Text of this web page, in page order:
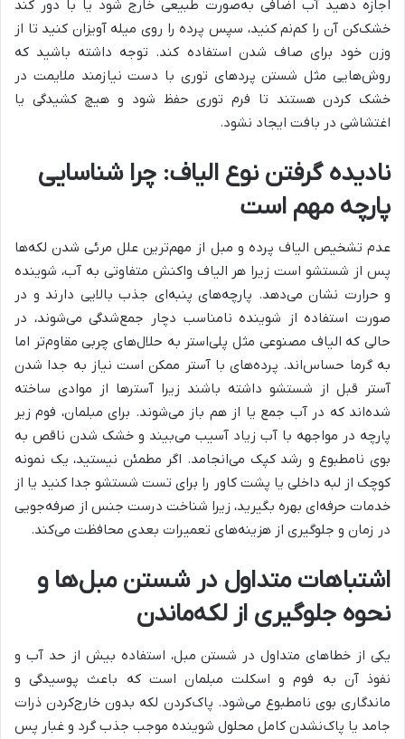
اجازه دهید آب اضافی به‌صورت طبیعی خارج شود یا با دور کند
خشک‌کن آن را کم‌نم کنید، سپس پرده را روی میله آویزان کنید تا از
وزن خود برای صاف شدن استفاده کند. توجه داشته باشید که
روش‌هایی مثل شستن پردهای توری با دست نیازمند ملایمت در
خشک کردن هستند تا فرم توری حفظ شود و هیچ کشیدگی یا
اغتشاشی در بافت ایجاد نشود.
نادیده گرفتن نوع الیاف: چرا شناسایی
پارچه مهم است
عدم تشخیص الیاف پرده و مبل از مهم‌ترین علل مرئی شدن لکه‌ها
پس از شستشو است زیرا هر الیاف واکنش متفاوتی به آب، شوینده
و حرارت نشان می‌دهد. پارچه‌های پنبه‌ای جذب بالایی دارند و در
صورت استفاده از شوینده نامناسب دچار جمع‌شدگی می‌شوند، در
حالی که الیاف مصنوعی مثل پلی‌استر به حلال‌های چربی مقاوم‌تر اما
به گرما حساس‌اند. پرده‌های با آستر ممکن است نیاز به جدا شدن
آستر قبل از شستشو داشته باشند زیرا آسترها از موادی ساخته
شده‌اند که در آب جمع یا از هم باز می‌شوند. برای مبلمان، فوم زیر
پارچه در مواجهه با آب زیاد آسیب می‌بیند و خشک شدن ناقص به
بوی نامطبوع و رشد کپک می‌انجامد. اگر مطمئن نیستید، یک نمونه
کوچک از لبه داخلی یا پشت کاور را برای تست شستشو جدا کنید یا از
خدمات حرفه‌ای بهره بگیرید، زیرا شناخت درست جنس از صرفه‌جویی
در زمان و جلوگیری از هزینه‌های تعمیرات بعدی محافظت می‌کند.
اشتباهات متداول در شستن مبل‌ها و
نحوه جلوگیری از لکه‌ماندن
یکی از خطاهای متداول در شستن مبل، استفاده بیش از حد آب و
نفوذ آن به فوم و اسکلت مبلمان است که باعث پوسیدگی و
ماندگاری بوی نامطبوع می‌شود. پاک‌کردن لکه بدون خارج‌کردن ذرات
جامد یا پاک‌نشدن کامل محلول شوینده موجب جذب گرد و غبار پس